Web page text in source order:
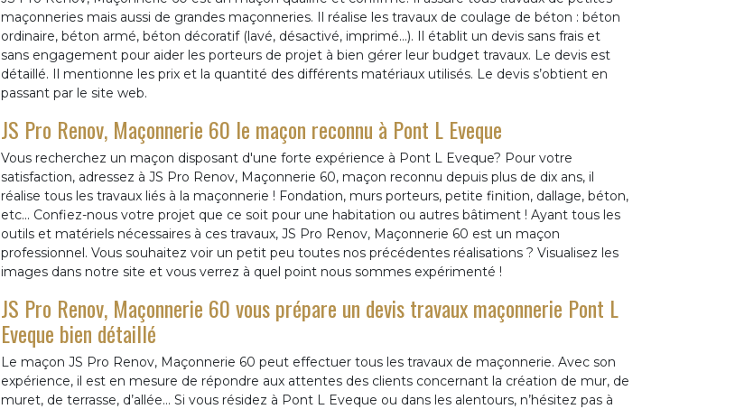
maçonneries mais aussi de grandes maçonneries. Il réalise les travaux de coulage de béton : béton
ordinaire, béton armé, béton décoratif (lavé, désactivé, imprimé…). Il établit un devis sans frais et
sans engagement pour aider les porteurs de projet à bien gérer leur budget travaux. Le devis est
détaillé. Il mentionne les prix et la quantité des différents matériaux utilisés. Le devis s’obtient en
passant par le site web.
JS Pro Renov, Maçonnerie 60 le maçon reconnu à Pont L Eveque
Vous recherchez un maçon disposant d'une forte expérience à Pont L Eveque? Pour votre
satisfaction, adressez à JS Pro Renov, Maçonnerie 60, maçon reconnu depuis plus de dix ans, il
réalise tous les travaux liés à la maçonnerie ! Fondation, murs porteurs, petite finition, dallage, béton,
etc... Confiez-nous votre projet que ce soit pour une habitation ou autres bâtiment ! Ayant tous les
outils et matériels nécessaires à ces travaux, JS Pro Renov, Maçonnerie 60 est un maçon
professionnel. Vous souhaitez voir un petit peu toutes nos précédentes réalisations ? Visualisez les
images dans notre site et vous verrez à quel point nous sommes expérimenté !
JS Pro Renov, Maçonnerie 60 vous prépare un devis travaux maçonnerie Pont L
Eveque bien détaillé
Le maçon JS Pro Renov, Maçonnerie 60 peut effectuer tous les travaux de maçonnerie. Avec son
expérience, il est en mesure de répondre aux attentes des clients concernant la création de mur, de
muret, de terrasse, d’allée… Si vous résidez à Pont L Eveque ou dans les alentours, n’hésitez pas à